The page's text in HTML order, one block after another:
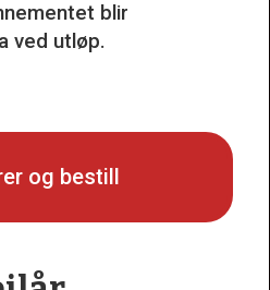
blir
ved utløp.
og bestill